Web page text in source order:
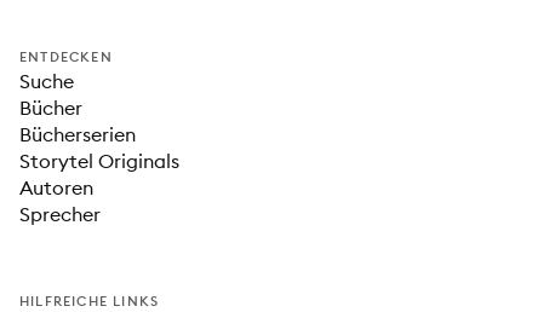
ENTDECKEN
Suche
Bücher
Bücherserien
Storytel Originals
Autoren
Sprecher
HILFREICHE LINKS